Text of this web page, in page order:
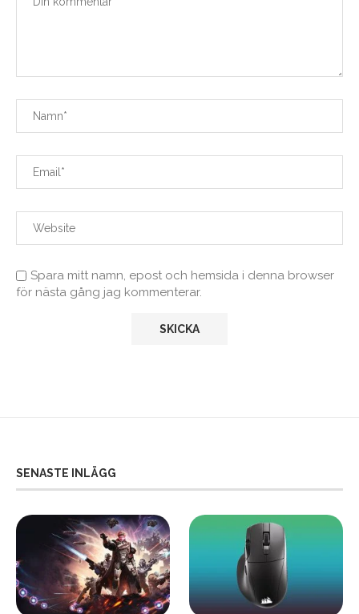
Spara mitt namn, epost och hemsida i denna browser
för nästa gång jag kommenterar.
SENASTE INLÄGG